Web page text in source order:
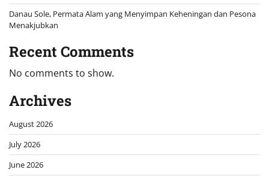
Danau Sole, Permata Alam yang Menyimpan Keheningan dan Pesona
Menakjubkan
Recent Comments
No comments to show.
Archives
August 2026
July 2026
June 2026